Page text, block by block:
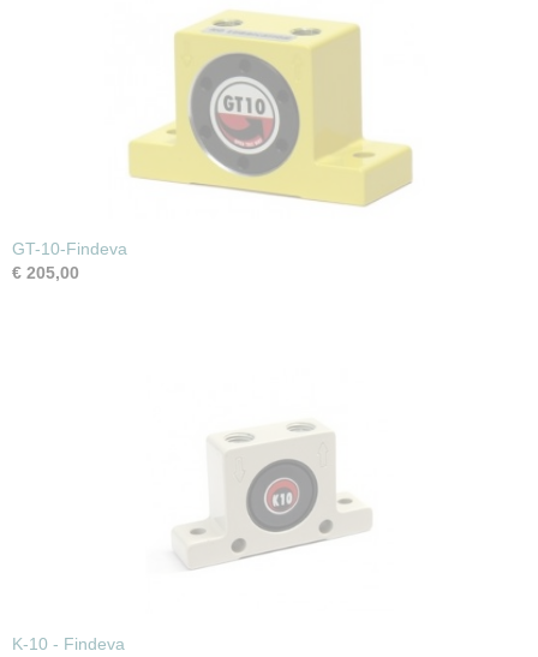
GT-10-Findeva
€ 205,00
K-10 - Findeva